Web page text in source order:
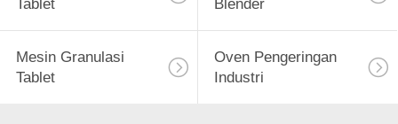
Tablet
Blender
Mesin Granulasi
Tablet
Oven Pengeringan
Industri